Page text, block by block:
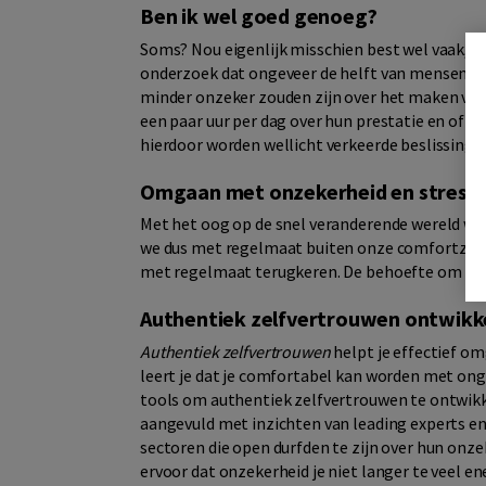
Ben ik wel goed genoeg?
Soms? Nou eigenlijk misschien best wel vaak,
onderzoek dat ongeveer de helft van mensen
minder onzeker zouden zijn over het maken
een paar uur per dag over hun prestatie en of
hierdoor worden wellicht verkeerde
Omgaan met onzekerheid en stress
Met het oog op de snel veranderende wereld
we dus met regelmaat buiten onze
met regelmaat terugkeren. De behoefte om
Authentiek zelfvertrouwen
Authentiek zelfvertrouwenhelpt je effectief
leert je dat je comfortabel kan worden met
tools om authentiek zelfvertrouwen te
aangevuld met inzichten van leading experts
sectoren die open durfden te zijn over hun
ervoor dat onzekerheid je niet langer te veel